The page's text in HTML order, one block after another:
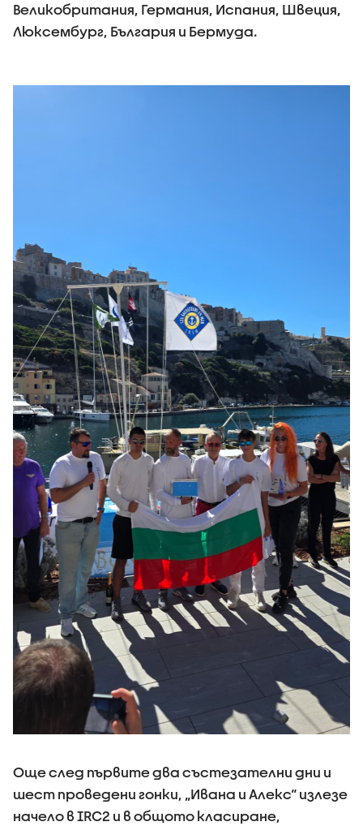
Великобритания, Германия, Испания, Швеция,
Люксембург, България и Бермуда.
Още след първите два състезателни дни и
шест проведени гонки, „Ивана и Алекс“ излезе
начело в IRC2 и в общото класиране,